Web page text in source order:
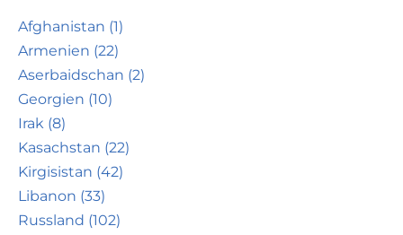
Afghanistan (1)
Armenien (22)
Aserbaidschan (2)
Georgien (10)
Irak (8)
Kasachstan (22)
Kirgisistan (42)
Libanon (33)
Russland (102)